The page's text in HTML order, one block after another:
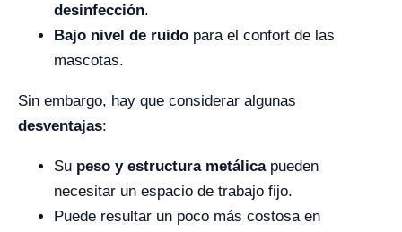
desinfección.
Bajo nivel de ruido para el confort de las
mascotas.
Sin embargo, hay que considerar algunas
desventajas:
Su peso y estructura metálicapueden
necesitar un espacio de trabajo fijo.
Puede resultar un poco más costosa en